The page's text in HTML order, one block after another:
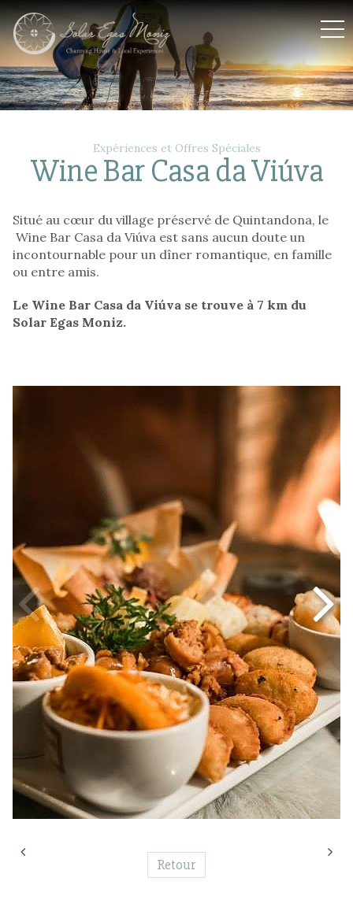
Expériences et Offres Spéciales
Wine Bar Casa da Viúva
Situé au cœur du village préservé de Quintandona, le
Wine Bar Casa da Viúva est sans aucun doute un
incontournable pour un dîner romantique, en famille
ou entre amis.
Le Wine Bar Casa da Viúva se trouve à 7 km du
Solar Egas Moniz.
Retour